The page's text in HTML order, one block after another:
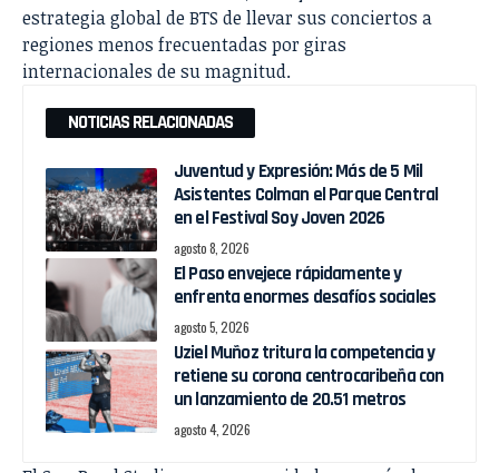
estrategia global de BTS de llevar sus conciertos a
regiones menos frecuentadas por giras
internacionales de su magnitud.
NOTICIAS RELACIONADAS
Juventud y Expresión: Más de 5 Mil
Asistentes Colman el Parque Central
en el Festival Soy Joven 2026
agosto 8, 2026
El Paso envejece rápidamente y
enfrenta enormes desafíos sociales
agosto 5, 2026
Uziel Muñoz tritura la competencia y
retiene su corona centrocaribeña con
un lanzamiento de 20.51 metros
agosto 4, 2026